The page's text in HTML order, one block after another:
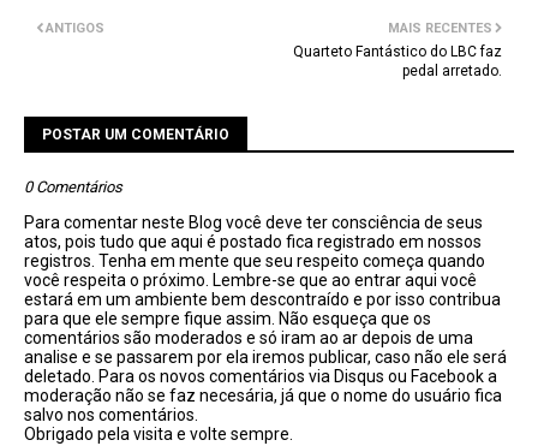
MAIS RECENTES
Quarteto Fantástico do LBC faz
pedal arretado.
ANTIGOS
POSTAR UM COMENTÁRIO
0 Comentários
Para comentar neste Blog você deve ter consciência de seus
atos, pois tudo que aqui é postado fica registrado em nossos
registros. Tenha em mente que seu respeito começa quando
você respeita o próximo. Lembre-se que ao entrar aqui você
estará em um ambiente bem descontraído e por isso contribua
para que ele sempre fique assim. Não esqueça que os
comentários são moderados e só iram ao ar depois de uma
analise e se passarem por ela iremos publicar, caso não ele será
deletado. Para os novos comentários via Disqus ou Facebook a
moderação não se faz necesária, já que o nome do usuário fica
salvo nos comentários.
Obrigado pela visita e volte sempre.